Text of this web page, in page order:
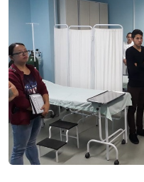
Biblioteca
Editora
Rádio
Museu